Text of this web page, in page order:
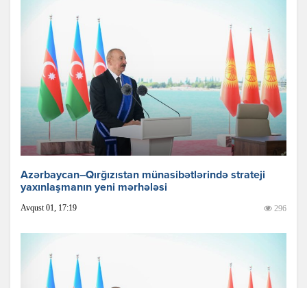
Azərbaycan–Qırğızıstan münasibətlərində strateji
yaxınlaşmanın yeni mərhələsi
Avqust 01, 17:19 296